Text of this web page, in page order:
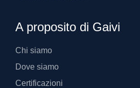
A proposito di Gaivi
Chi siamo
Dove siamo
Certificazioni